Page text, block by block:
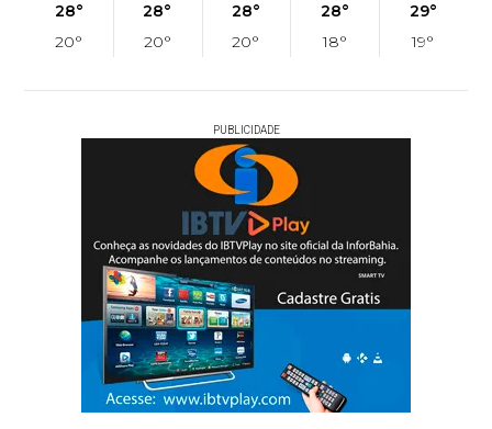
28°
20°
28°
20°
28°
20°
28°
18°
29°
19°
PUBLICIDADE